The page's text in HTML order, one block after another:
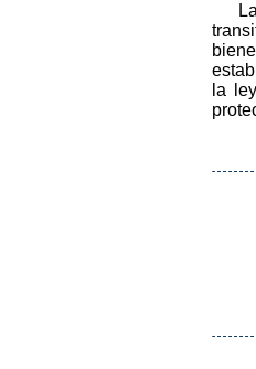
la